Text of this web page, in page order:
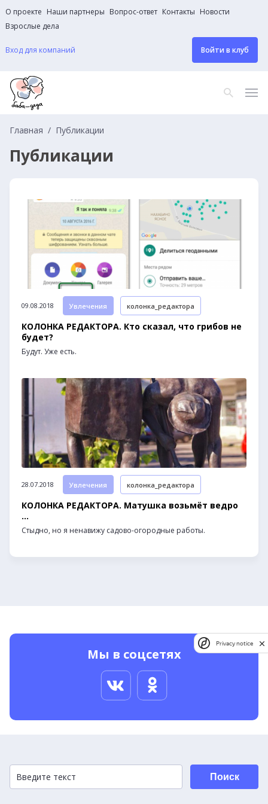
О проекте Наши партнеры Вопрос-ответ Контакты Новости
Взрослые дела
Вход для компаний Войти в клуб
Главная Публикации
Публикации
09.08.2018 Увлечения колонка_редактора
КОЛОНКА РЕДАКТОРА. Кто сказал, что грибов не
будет?
Будут. Уже есть.
28.07.2018 Увлечения колонка_редактора
КОЛОНКА РЕДАКТОРА. Матушка возьмёт ведро
...
Стыдно, но я ненавижу садово-огородные работы.
Мы в соцсетях
Поиск
Privacy notice